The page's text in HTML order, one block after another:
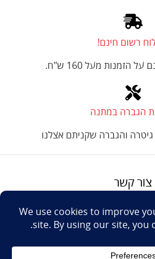
רשום חינם!
הזמנות מעל 160 ש"ח.
הגברה במתנה
והגברה שקניתם אצלנו
צור קשר
על טנור